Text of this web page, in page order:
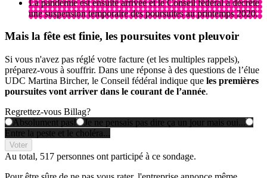
La pandémie est ensuite arrivée et le Conseil fédéral a décrété
une suspension temporaire des poursuites au printemps 2020.
Mais la fête est finie, les poursuites vont pleuvoir
Si vous n'avez pas réglé votre facture (et les multiples rappels),
préparez-vous à souffrir. Dans une réponse à des questions de l’élue
UDC Martina Bircher, le Conseil fédéral indique que les premières
poursuites vont arriver dans le courant de l’année.
Regrettez-vous Billag?
Absolument pas!
Je ne pensais pas dire ça un jour mais oui...
Entre la peste et le choléra...
Voter
Au total, 517 personnes ont participé à ce sondage.